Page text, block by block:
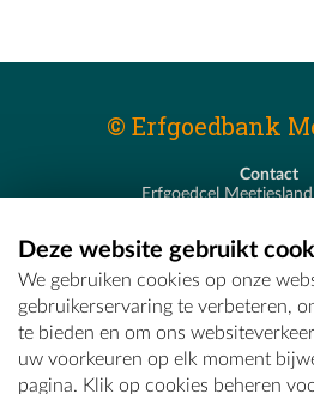
© Erfgoedbank
Contact
Erfgoedcel
T - 09 373 75
E -
Deze website gebruikt
We gebruiken cookies op onze
gebruikerservaring te verbeteren,
te bieden en om ons
uw voorkeuren op elk moment
pagina. Klik op cookies beheren